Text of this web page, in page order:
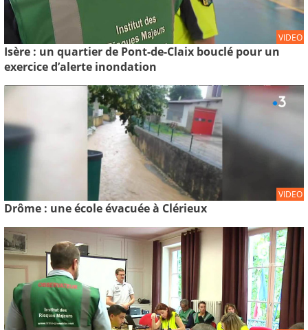
VIDEO
Isère : un quartier de Pont-de-Claix bouclé pour un
exercice d’alerte inondation
VIDEO
Drôme : une école évacuée à Clérieux